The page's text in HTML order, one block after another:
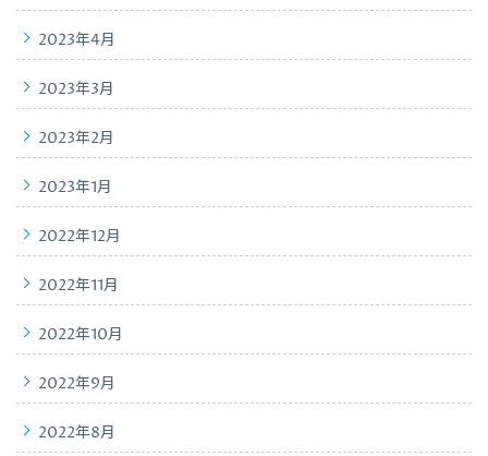
2023年4月
2023年3月
2023年2月
2023年1月
2022年12月
2022年11月
2022年10月
2022年9月
2022年8月